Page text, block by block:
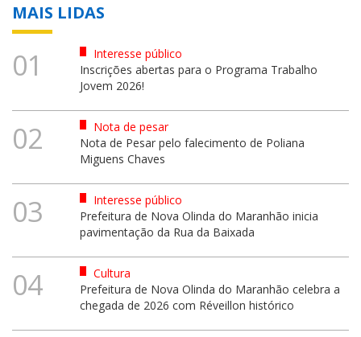
MAIS LIDAS
01
Interesse público
Inscrições abertas para o Programa Trabalho
Jovem 2026!
02
Nota de pesar
Nota de Pesar pelo falecimento de Poliana
Miguens Chaves
03
Interesse público
Prefeitura de Nova Olinda do Maranhão inicia
pavimentação da Rua da Baixada
04
Cultura
Prefeitura de Nova Olinda do Maranhão celebra a
chegada de 2026 com Réveillon histórico